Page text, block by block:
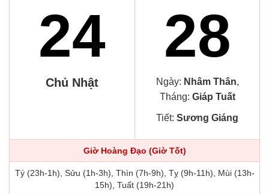
24
Chủ Nhật
28
Ngày: Nhâm Thân,
Tháng: Giáp Tuất
Tiết: Sương Giáng
Giờ Hoàng Đạo (Giờ Tốt)
Tý (23h-1h), Sửu (1h-3h), Thìn (7h-9h), Tỵ (9h-11h), Mùi (13h-
15h), Tuất (19h-21h)